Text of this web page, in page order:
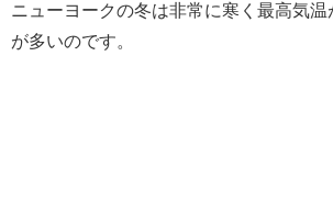
ニューヨークの冬は非常に寒く最高気温
が多いのです。